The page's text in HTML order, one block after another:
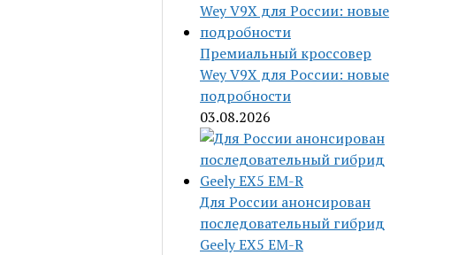
Премиальный кроссовер
Wey V9X для России: новые
подробности
03.08.2026
Для России анонсирован
последовательный гибрид
Geely EX5 EM-R